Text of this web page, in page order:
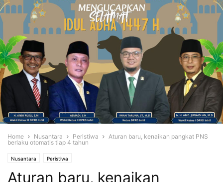
Home Nusantara Peristiwa
Aturan baru, kenaikan pangkat PNS
berlaku otomatis tiap 4 tahun
Nusantara Peristiwa
Aturan baru, kenaikan